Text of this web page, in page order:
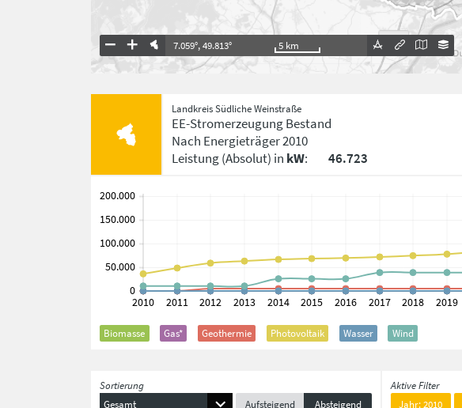
7.059°,49.813° 5 km
Landkreis Südliche Weinstraße
EE-Stromerzeugung Bestand
Nach Energieträger2010
Leistung(Absolut) in kW: 46.723
Biomasse Gas* Geothermie Photovoltaik Wasser Wind
Sortierung
Gesamt
Aufsteigend Absteigend
Aktive Filter
Jahr: 2010